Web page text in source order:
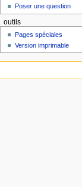
Poser une question
outils
Pages spéciales
Version imprimable